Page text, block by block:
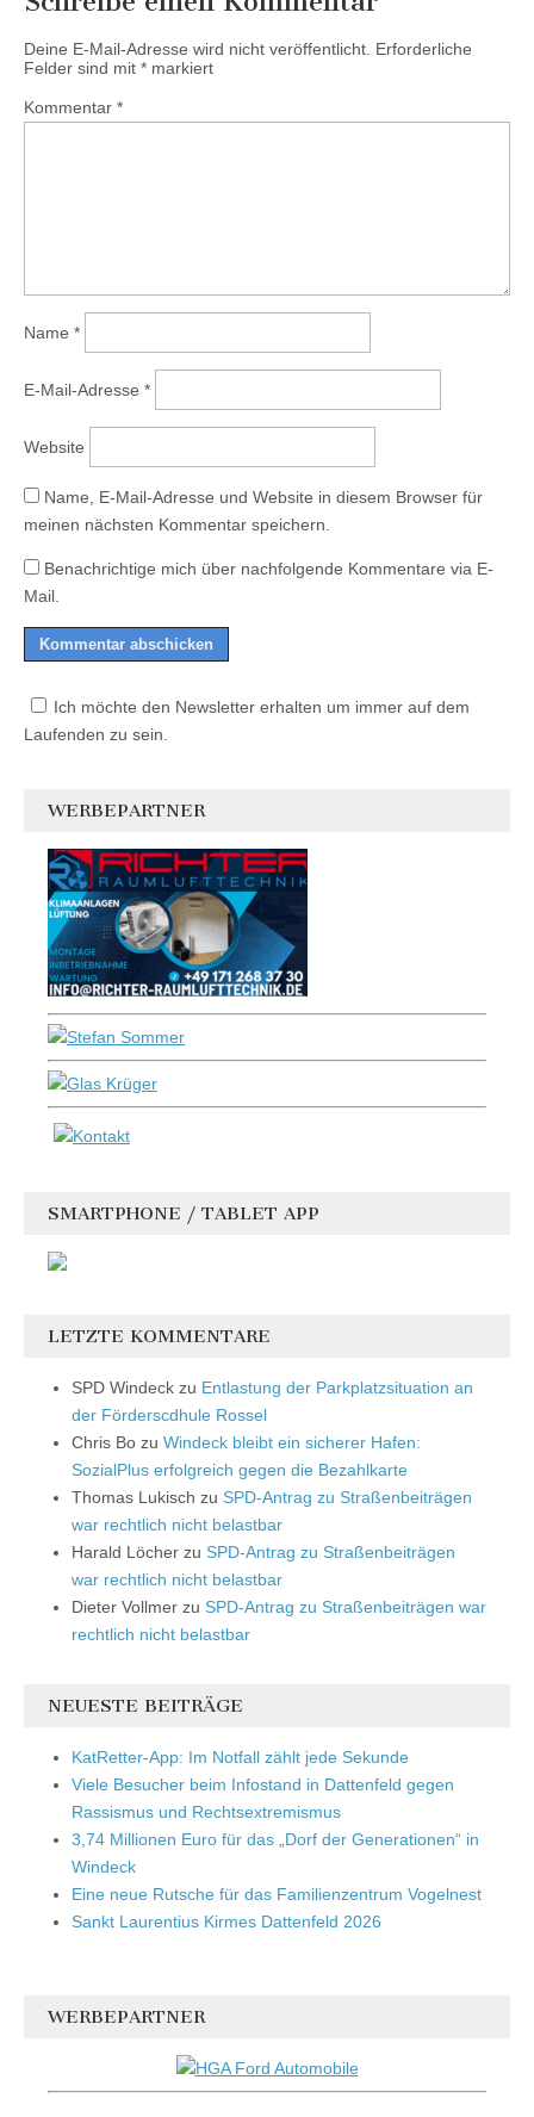
Deine E-Mail-Adresse wird nicht veröffentlicht. Erforderliche
Felder sind mit * markiert
Kommentar *
Name *
E-Mail-Adresse *
Website
Name, E-Mail-Adresse und Website in diesem Browser für
meinen nächsten Kommentar speichern.
Benachrichtige mich über nachfolgende Kommentare via E-
Mail.
Ich möchte den Newsletter erhalten um immer auf dem
Laufenden zu sein.
WERBEPARTNER
SMARTPHONE / TABLET APP
LETZTE KOMMENTARE
SPD Windeck zu Entlastung der Parkplatzsituation an
der Förderscdhule Rossel
Chris Bo zu Windeck bleibt ein sicherer Hafen:
SozialPlus erfolgreich gegen die Bezahlkarte
Thomas Lukisch zu SPD-Antrag zu Straßenbeiträgen
war rechtlich nicht belastbar
Harald Löcher zu SPD-Antrag zu Straßenbeiträgen
war rechtlich nicht belastbar
Dieter Vollmer zu SPD-Antrag zu Straßenbeiträgen war
rechtlich nicht belastbar
NEUESTE BEITRÄGE
KatRetter-App: Im Notfall zählt jede Sekunde
Viele Besucher beim Infostand in Dattenfeld gegen
Rassismus und Rechtsextremismus
3,74 Millionen Euro für das „Dorf der Generationen“ in
Windeck
Eine neue Rutsche für das Familienzentrum Vogelnest
Sankt Laurentius Kirmes Dattenfeld 2026
WERBEPARTNER